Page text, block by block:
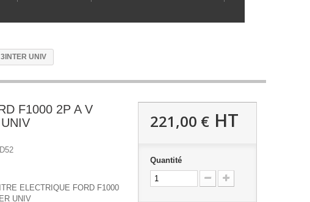
UNIV
F1000 2P A V
ELECTRIQUE FORD F1000
UNIV
221,00 €HT
Quantité